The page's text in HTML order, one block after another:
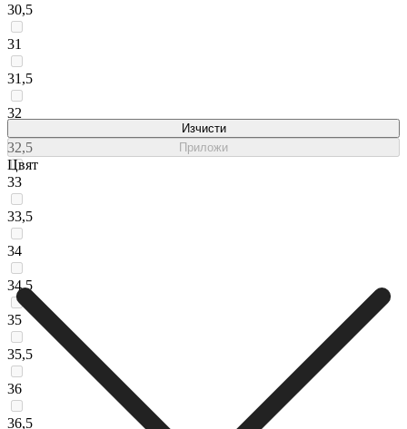
30,5
31
31,5
32
32,5
33
33,5
34
34,5
35
35,5
36
36,5
Изчисти
Приложи
Цвят